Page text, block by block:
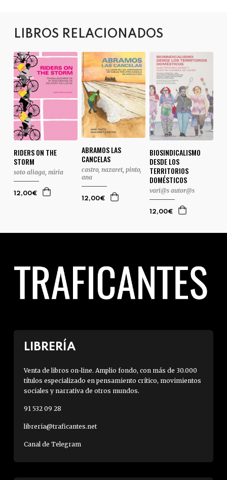
LIBROS RELACIONADOS
RIDERS ON THE
STORM
soto aliaga, núria
12,00€
ABRAMOS LAS
CANCELAS
castro, nazaret, pinto,
ana
12,00€
BIOSINDICALISMO
DESDE LOS
TERRITORIOS
DOMÉSTICOS
vari@s autor@s
12,00€
LIBRERÍA
Venta de libros on-line. Amplio fondo, con más de 30.000
títulos especializado en pensamiento crítico, movimientos
sociales y narrativa de otros mundos.
91 532 09 28
libreria@traficantes.net
Canal de Telegram